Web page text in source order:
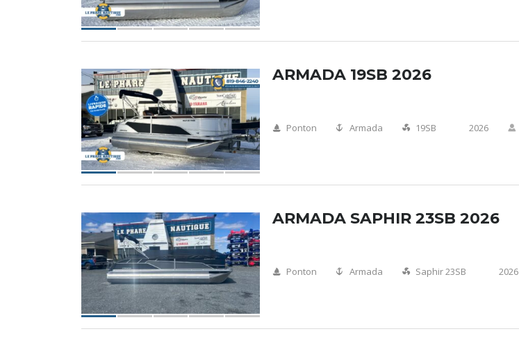
ARMADA 19SB 2026
Ponton Armada 19SB 2026
ARMADA SAPHIR 23SB 2026
Ponton Armada Saphir 23SB 2026